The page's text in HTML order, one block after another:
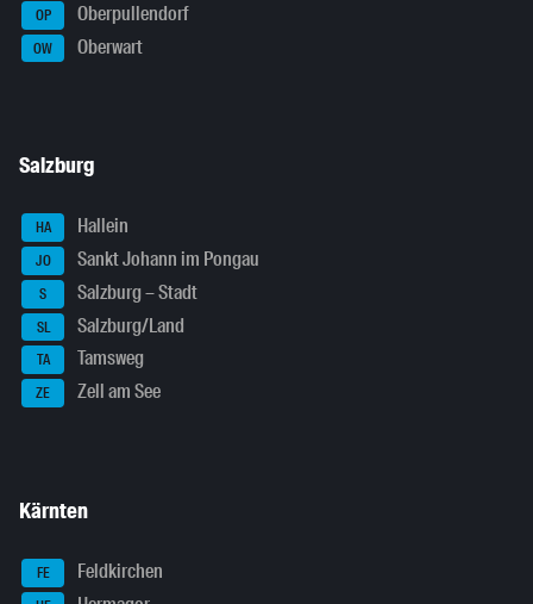
OP Oberpullendorf
OW Oberwart
Salzburg
HA Hallein
JO Sankt Johann im Pongau
S Salzburg – Stadt
SL Salzburg/Land
TA Tamsweg
ZE Zell am See
Kärnten
FE Feldkirchen